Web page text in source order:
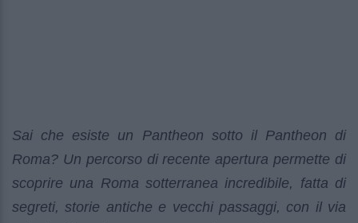
Sai che esiste un Pantheon sotto il Pantheon di
Roma? Un percorso di recente apertura permette di
scoprire una Roma sotterranea incredibile, fatta di
segreti, storie antiche e vecchi passaggi, con il via